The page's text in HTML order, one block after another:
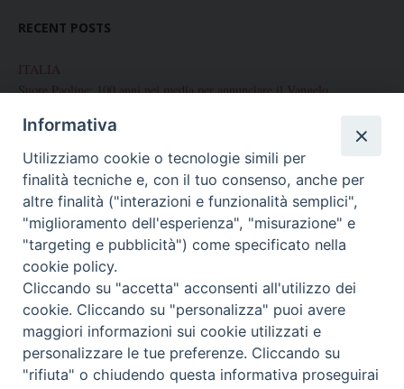
RECENT POSTS
ITALIA
Suore Paoline: 100 anni nei media per annunciare il Vangelo
Chiusura del Centenario di Fondazione delle Figlie di San Paolo
Corso internazionale di preparazione alla Professione Perpetua
Palermo: Conclusione Centenario di fondazione
Celebrazione del Centenario a Brescia
ARCHIVES
Archives
Informativa
Utilizziamo cookie o tecnologie simili per
finalità tecniche e, con il tuo consenso, anche per
altre finalità ("interazioni e funzionalità semplici",
"miglioramento dell'esperienza", "misurazione" e
"targeting e pubblicità") come specificato nella
cookie policy.
Cliccando su "accetta" acconsenti all'utilizzo dei
cookie. Cliccando su "personalizza" puoi avere
maggiori informazioni sui cookie utilizzati e
personalizzare le tue preferenze. Cliccando su
"rifiuta" o chiudendo questa informativa proseguirai